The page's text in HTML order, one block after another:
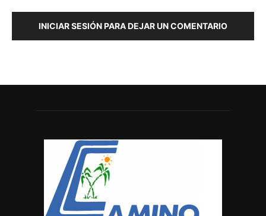
INICIAR SESIÓN PARA DEJAR UN COMENTARIO